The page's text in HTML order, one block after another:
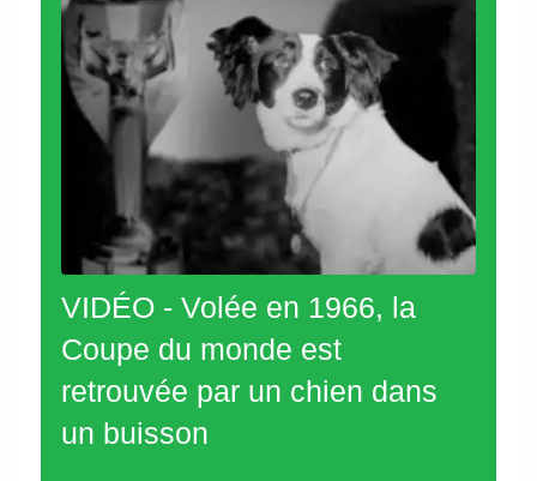
VIDÉO - Volée en 1966, la
Coupe du monde est
retrouvée par un chien dans
un buisson